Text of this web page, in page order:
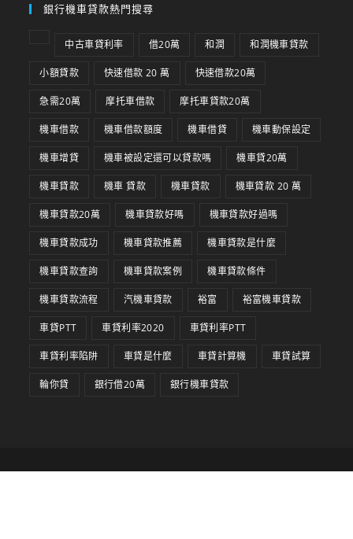
銀行機車貸款熱門搜尋
中古車貸利率 借20萬 和潤 和潤機車貸款
小額貸款 快速借款 20 萬 快速借款20萬
急需20萬 摩托車借款 摩托車貸款20萬
機車借款 機車借款額度 機車借貸 機車動保設定
機車增貸 機車被設定還可以貸款嗎 機車貸20萬
機車貸款 機車 貸款 機車貸款 機車貸款 20 萬
機車貸款20萬 機車貸款好嗎 機車貸款好過嗎
機車貸款成功 機車貸款推薦 機車貸款是什麼
機車貸款查詢 機車貸款案例 機車貸款條件
機車貸款流程 汽機車貸款 裕富 裕富機車貸款
車貸PTT 車貸利率2020 車貸利率PTT
車貸利率陷阱 車貸是什麼 車貸計算機 車貸試算
輪你貸 銀行借20萬 銀行機車貸款